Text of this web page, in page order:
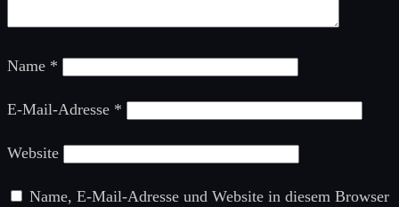
Name *
E-Mail-Adresse *
Website
Name, E-Mail-Adresse und Website in diesem Browser